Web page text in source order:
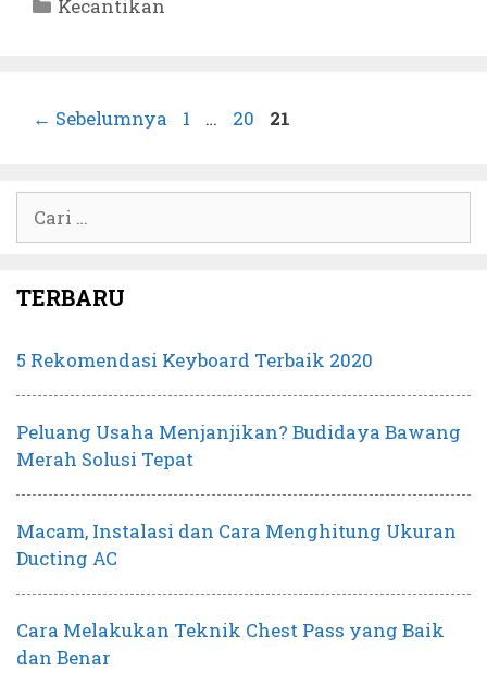
Kecantikan
← Sebelumnya Halaman
1 … Halaman
20 Halaman
21
untuk:
TERBARU
5 Rekomendasi Keyboard Terbaik 2020
Peluang Usaha Menjanjikan? Budidaya Bawang
Merah Solusi Tepat
Macam, Instalasi dan Cara Menghitung Ukuran
Ducting AC
Cara Melakukan Teknik Chest Pass yang Baik
dan Benar